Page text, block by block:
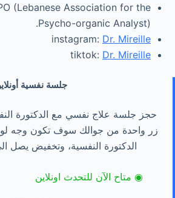
(Lebanese Association for the
Psycho-organic Analyst).
instagram: Dr. Mireille
tiktok: Dr. Mireille
جلسة نفسية
حجز جلسة علاج نفسي مع الدكتورة
زر واحدة من جوالك سوف تكون وجه
الدكتورة النفسية، وتخفيض يصل الى 35% من
◉ متاح الآن للتحدث اونلاين